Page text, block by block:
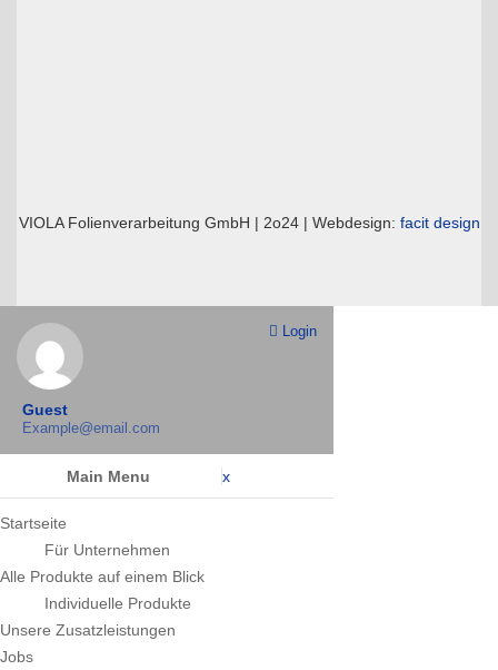
VIOLA Folienverarbeitung GmbH | 2o24 | Webdesign: facit design
Login
Guest
Example@email.com
Main Menu x
Startseite
Für Unternehmen
Alle Produkte auf einem Blick
Individuelle Produkte
Unsere Zusatzleistungen
Jobs